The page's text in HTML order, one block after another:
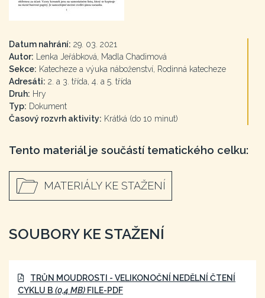
Datum nahrání: 29. 03. 2021
Autor: Lenka Jeřábková, Madla Chadimová
Sekce: Katecheze a výuka náboženství, Rodinná katecheze
Adresáti: 2. a 3. třída, 4. a 5. třída
Druh: Hry
Typ: Dokument
Časový rozvrh aktivity: Krátká (do 10 minut)
Tento materiál je součástí tematického celku:
MATERIÁLY KE STAŽENÍ
SOUBORY KE STAŽENÍ
TRŮN MOUDROSTI - VELIKONOČNÍ NEDĚLNÍ ČTENÍ
CYKLU B (0,4 MB) FILE-PDF